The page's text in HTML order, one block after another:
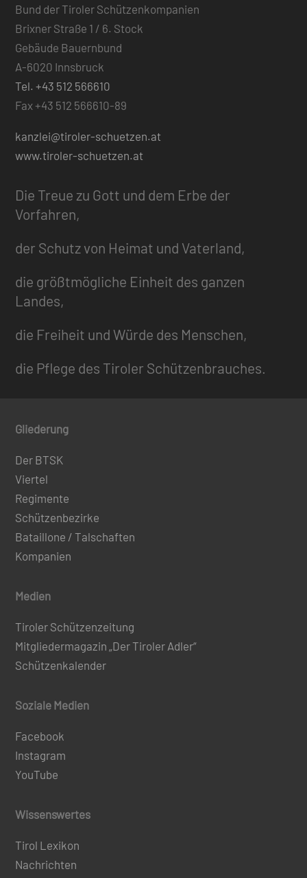
Bund der Tiroler Schützenkompanien
Brixner Straße 1 / 6. Stock
Gebäude Bauernbund
A-6020 Innsbruck
Tel. +43 512 566610
Fax +43 512 566610-89
kanzlei@tiroler-schuetzen.at
www.tiroler-schuetzen.at
Die Treue zu Gott und dem Erbe der
Vorfahren,
der Schutz von Heimat und Vaterland,
die größtmögliche Einheit des ganzen
Landes,
die Freiheit und Würde des Menschen,
die Pflege des Tiroler Schützenbrauches.
Gliederung
Der BTSK
Viertel
Regimente
Schützenbezirke
Bataillone / Talschaften
Kompanien
Medien
Tiroler Schützenzeitung
Mitgliedermagazin „Der Tiroler Adler“
Schützenkalender
Soziale Medien
Facebook
Instagram
YouTube
Wissenswertes
Tirol Lexikon
Nachrichten